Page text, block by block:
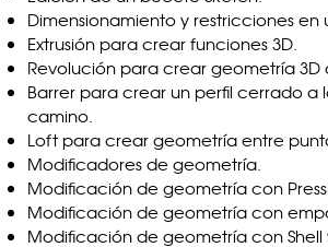
Dimensionamiento y restricciones
Extrusión para crear funciones 3D.
Revolución para crear geometría 3D
Barrer para crear un perfil cerrado a
camino.
Loft para crear geometría entre
Modificadores de geometría.
Modificación de geometría con
Modificación de geometría con
Modificación de geometría con Shell